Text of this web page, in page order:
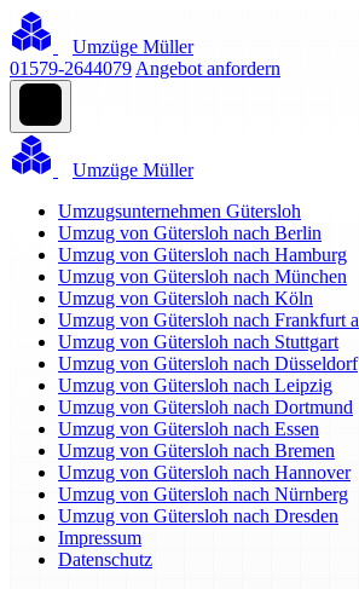
Umzüge Müller
01579-2644079 Angebot anfordern
Umzüge Müller
Umzugsunternehmen Gütersloh
Umzug von Gütersloh nach Berlin
Umzug von Gütersloh nach Hamburg
Umzug von Gütersloh nach München
Umzug von Gütersloh nach Köln
Umzug von Gütersloh nach Frankfurt
Umzug von Gütersloh nach Stuttgart
Umzug von Gütersloh nach Düsseldorf
Umzug von Gütersloh nach Leipzig
Umzug von Gütersloh nach Dortmund
Umzug von Gütersloh nach Essen
Umzug von Gütersloh nach Bremen
Umzug von Gütersloh nach Hannover
Umzug von Gütersloh nach Nürnberg
Umzug von Gütersloh nach Dresden
Impressum
Datenschutz